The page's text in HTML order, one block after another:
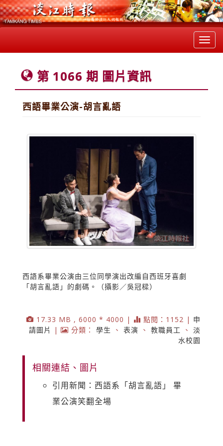
第 1066 期 圖片資訊
西語畢業公演-胡言亂語
西語系畢業公演由三位同學演出改編自西班牙喜劇
「胡言亂語」的劇碼。（攝影／吳冠樑）
17.33 MB , 6000 * 4000 | 點閱：1152 | 申
請圖片
| 分類： 學生 、 表演 、 教職員工 、 淡
水校園
相關連結、圖片
引用新聞：西語系「胡言亂語」 畢
業公演笑翻全場